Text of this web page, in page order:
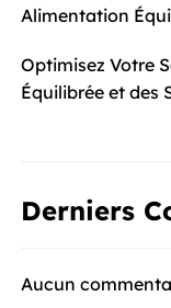
Alimentation
Optimisez Votre
Équilibrée et des
Derniers
Aucun